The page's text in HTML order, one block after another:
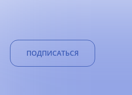
ПОДПИСАТЬСЯ